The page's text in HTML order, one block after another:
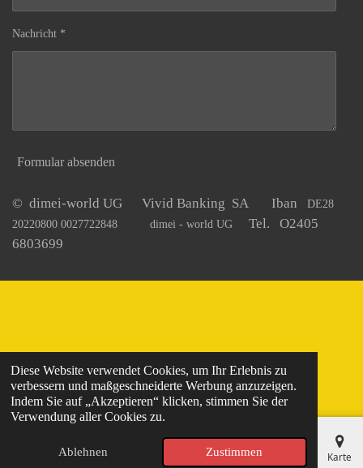
Diese Website verwendet Cookies, um Ihr Erlebnis zu
verbessern und maßgeschneiderte Werbung anzuzeigen.
Indem Sie auf „Akzeptieren“ klicken, stimmen Sie der
Verwendung aller Cookies zu.
Ablehnen Zustimmen
Nachricht *
Formular absenden
© dimei-world UG Vivid Banking SA Iban
DE28
20220800 0027722848 dimei - world UG Tel. O2405
6803699
E-Mail Telefon Karte